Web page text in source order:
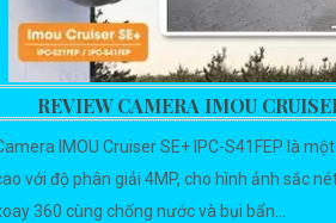
REVIEW CAMERA IMOU
IMOU Cruiser SE+ IPC-S41FEP là
với độ phân giải 4MP, cho hình ảnh sắc
360 cùng chống nước và bụi bẩn...